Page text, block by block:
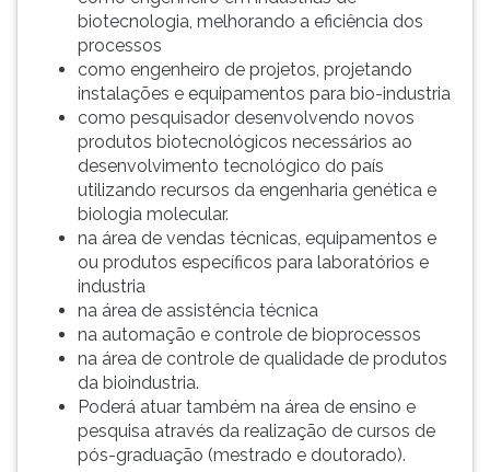
biotecnologia, melhorando a eficiência dos
processos
como engenheiro de projetos, projetando
instalações e equipamentos para bio-industria
como pesquisador desenvolvendo novos
produtos biotecnológicos necessários ao
desenvolvimento tecnológico do país
utilizando recursos da engenharia genética e
biologia molecular.
na área de vendas técnicas, equipamentos e
ou produtos específicos para laboratórios e
industria
na área de assistência técnica
na automação e controle de bioprocessos
na área de controle de qualidade de produtos
da bioindustria.
Poderá atuar também na área de ensino e
pesquisa através da realização de cursos de
pós-graduação (mestrado e doutorado).